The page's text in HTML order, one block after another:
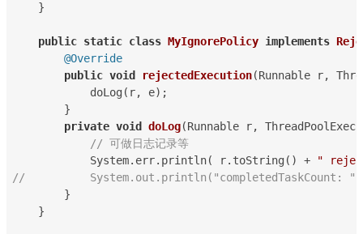
    }
public static class MyIgnorePolicy implements
@Override
public void rejectedExecution(Runnable r,
            doLog(r, e);
        }
private void doLog(Runnable r,
// 可做日志记录等
            System.err.println( r.toString() +
"
//          System.out.println("completedTaskCount: " +
        }
    }